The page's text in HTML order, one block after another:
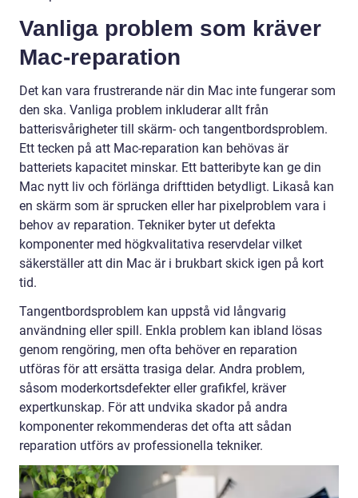
Vanliga problem som kräver
Mac-reparation
Det kan vara frustrerande när din Mac inte fungerar som
den ska. Vanliga problem inkluderar allt från
batterisvårigheter till skärm- och tangentbordsproblem.
Ett tecken på att Mac-reparation kan behövas är
batteriets kapacitet minskar. Ett batteribyte kan ge din
Mac nytt liv och förlänga drifttiden betydligt. Likaså kan
en skärm som är sprucken eller har pixelproblem vara i
behov av reparation. Tekniker byter ut defekta
komponenter med högkvalitativa reservdelar vilket
säkerställer att din Mac är i brukbart skick igen på kort
tid.
Tangentbordsproblem kan uppstå vid långvarig
användning eller spill. Enkla problem kan ibland lösas
genom rengöring, men ofta behöver en reparation
utföras för att ersätta trasiga delar. Andra problem,
såsom moderkortsdefekter eller grafikfel, kräver
expertkunskap. För att undvika skador på andra
komponenter rekommenderas det ofta att sådan
reparation utförs av professionella tekniker.